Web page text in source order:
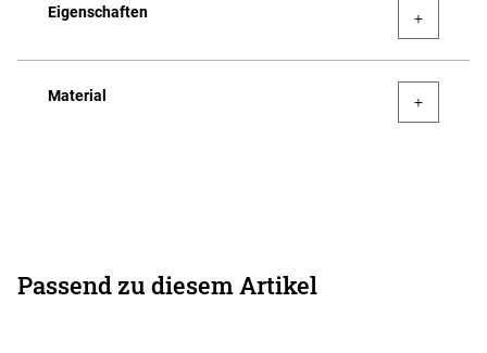
Eigenschaften
Material
Passend zu diesem Artikel